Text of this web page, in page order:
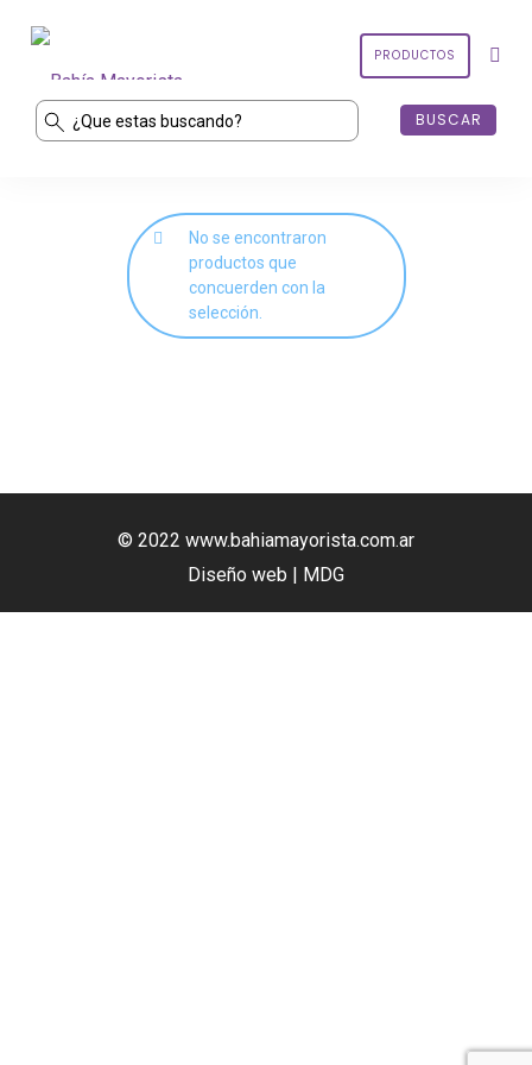
PRODUCTOS
CONTACTO
MI CUENTA
No se encontraron
productos que
concuerden con la
selección.
© 2022 www.bahiamayorista.com.ar
Diseño web | MDG